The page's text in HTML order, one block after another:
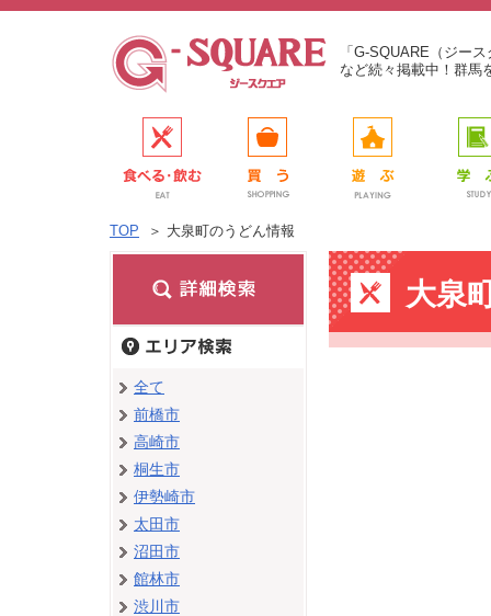
「G-SQUARE（ジー
など続々掲載中！群馬
TOP ＞ 大泉町のうどん情報
大泉
全て
前橋市
高崎市
桐生市
伊勢崎市
太田市
沼田市
館林市
渋川市